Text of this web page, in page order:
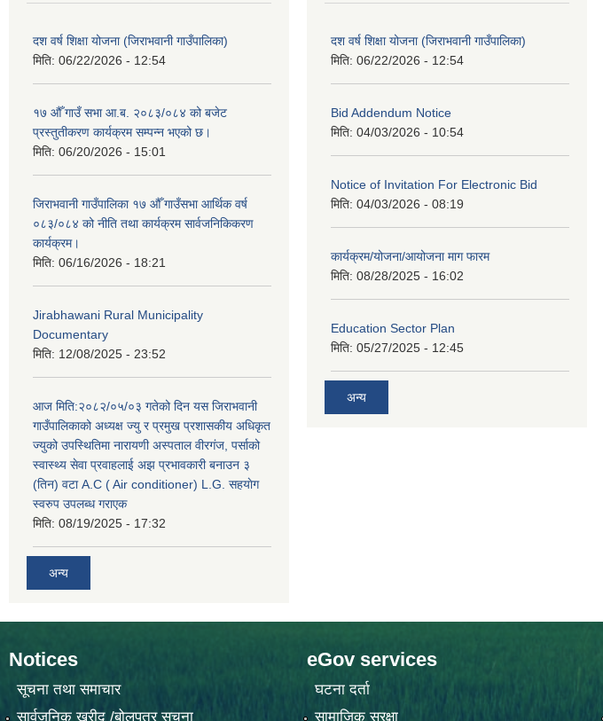
दश वर्ष शिक्षा योजना (जिराभवानी गाउँपालिका)
मिति: 06/22/2026 - 12:54
१७ औँ गाउँ सभा आ.ब. २०८३/०८४ को बजेट
प्रस्तुतीकरण कार्यक्रम सम्पन्न भएको छ।
मिति: 06/20/2026 - 15:01
जिराभवानी गाउँपालिका १७ औँ गाउँसभा आर्थिक वर्ष
०८३/०८४ को नीति तथा कार्यक्रम सार्वजनिकिकरण
कार्यक्रम।
मिति: 06/16/2026 - 18:21
Jirabhawani Rural Municipality
Documentary
मिति: 12/08/2025 - 23:52
आज मिति:२०८२/०५/०३ गतेको दिन यस जिराभवानी
गाउँपालिकाको अध्यक्ष ज्यु र प्रमुख प्रशासकीय अधिकृत
ज्युको उपस्थितिमा नारायणी अस्पताल वीरगंज, पर्साको
स्वास्थ्य सेवा प्रवाहलाई अझ प्रभावकारी बनाउन ३
(तिन) वटा A.C ( Air conditioner) L.G. सहयाेग
स्वरुप उपलब्ध गराएक
मिति: 08/19/2025 - 17:32
अन्य
दश वर्ष शिक्षा योजना (जिराभवानी गाउँपालिका)
मिति: 06/22/2026 - 12:54
Bid Addendum Notice
मिति: 04/03/2026 - 10:54
Notice of Invitation For Electronic Bid
मिति: 04/03/2026 - 08:19
कार्यक्रम/योजना/आयोजना माग फारम
मिति: 08/28/2025 - 16:02
Education Sector Plan
मिति: 05/27/2025 - 12:45
अन्य
Notices
सूचना तथा समाचार
सार्वजनिक खरीद /बोलपत्र सूचना
eGov services
घटना दर्ता
सामाजिक सुरक्षा